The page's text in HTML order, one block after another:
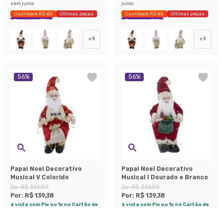
sem juros
Cashback R$ 40
Últimas peças
Economize 33%
+9
juros
Cashback R$ 40
Últimas peças
Economize 36%
+9
56%
Papai Noel Decorativo
Musical V Colorido
De:R$ 319,99
Por: R$ 139,38
à vista com Pix ou 1x no Cartão de
56%
Papai Noel Decorativo
Musical I Dourado e Branco
De:R$ 319,99
Por: R$ 139,38
à vista com Pix ou 1x no Cartão de